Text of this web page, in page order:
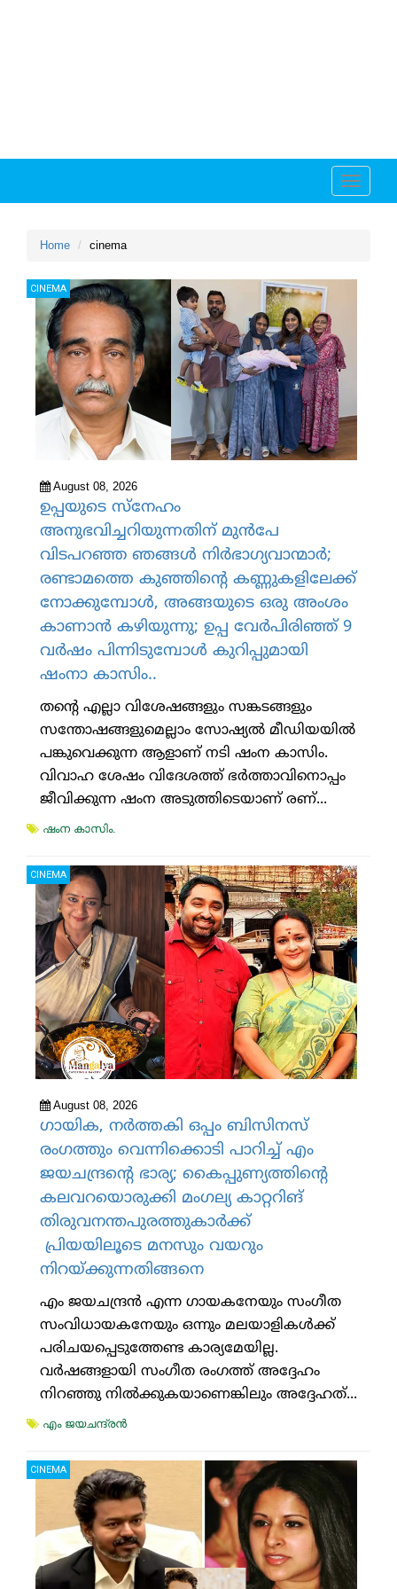
Toggle
Home cinema
CINEMA
August 08, 2026
ഉപ്പയുടെ സ്നേഹം
അനുഭവിച്ചറിയുന്നതിന് മുന്‍പേ
വിടപറഞ്ഞ ഞങ്ങള്‍ നിര്‍ഭാഗ്യവാന്മാര്‍;
രണ്ടാമത്തെ കുഞ്ഞിന്റെ കണ്ണുകളിലേക്ക്
നോക്കുമ്പോള്‍, അങ്ങയുടെ ഒരു അംശം
കാണാന്‍ കഴിയുന്നു; ഉപ്പ വേര്‍പിരിഞ്ഞ് 9
വര്‍ഷം പിന്നിടുമ്പോള്‍ കുറിപ്പുമായി
ഷംനാ കാസിം..
തന്റെ എല്ലാ വിശേഷങ്ങളും സങ്കടങ്ങളും
സന്തോഷങ്ങളുമെല്ലാം സോഷ്യല്‍ മീഡിയയില്‍
പങ്കുവെക്കുന്ന ആളാണ് നടി ഷംന കാസിം.
വിവാഹ ശേഷം വിദേശത്ത് ഭര്‍ത്താവിനൊപ്പം
ജീവിക്കുന്ന ഷംന അടുത്തിടെയാണ് രണ്...
ഷംന കാസിം.
CINEMA
August 08, 2026
ഗായിക, നര്‍ത്തകി ഒപ്പം ബിസിനസ്
രംഗത്തും വെന്നിക്കൊടി പാറിച്ച് എം
ജയചന്ദ്രന്റെ ഭാര്യ; കൈപ്പുണ്യത്തിന്റെ
കലവറയൊരുക്കി മംഗല്യ കാറ്ററിങ്
തിരുവനന്തപുരത്തുകാര്‍ക്ക്
പ്രിയയിലൂടെ മനസും വയറും
നിറയ്ക്കുന്നതിങ്ങനെ
എം ജയചന്ദ്രന്‍ എന്ന ഗായകനേയും സംഗീത
സംവിധായകനേയും ഒന്നും മലയാളികള്‍ക്ക്
പരിചയപ്പെടുത്തേണ്ട കാര്യമേയില്ല.
വര്‍ഷങ്ങളായി സംഗീത രംഗത്ത് അദ്ദേഹം
നിറഞ്ഞു നില്‍ക്കുകയാണെങ്കിലും അദ്ദേഹത്...
എം ജയചന്ദ്രന്‍
CINEMA